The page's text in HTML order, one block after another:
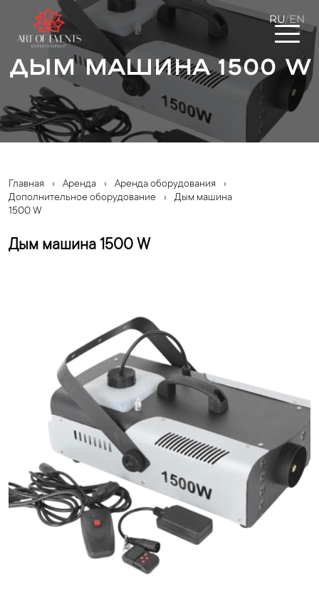
RU/EN
Дым машина 1500 W
Главная › Аренда › Аренда оборудования
›
Дополнительное оборудование
›
Дым машина
1500 W
Дым машина 1500 W